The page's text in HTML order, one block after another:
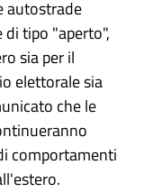
autostrade
tipo "aperto",
sia per il
elettorale sia
che le
comportamenti